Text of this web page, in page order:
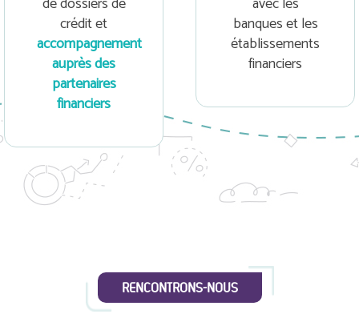
crédit et
accompagnement
auprès des
partenaires
financiers
banques et les
établissements
financiers
RENCONTRONS-NOUS